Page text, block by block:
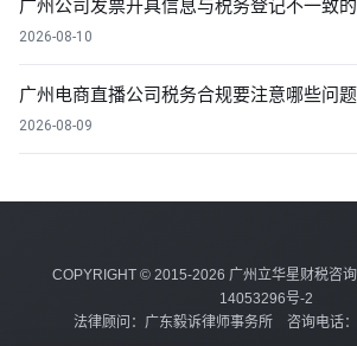
广州公司发票开具信息与税务登记不一致
2026-08-10
广州电商直播公司税务合规要注意哪些问题
2026-08-09
COPYRIGHT © 2015-2026 广州立华星财税咨
14053296号-2
法律顾问：广东毅诉律师事务所 咨询电话